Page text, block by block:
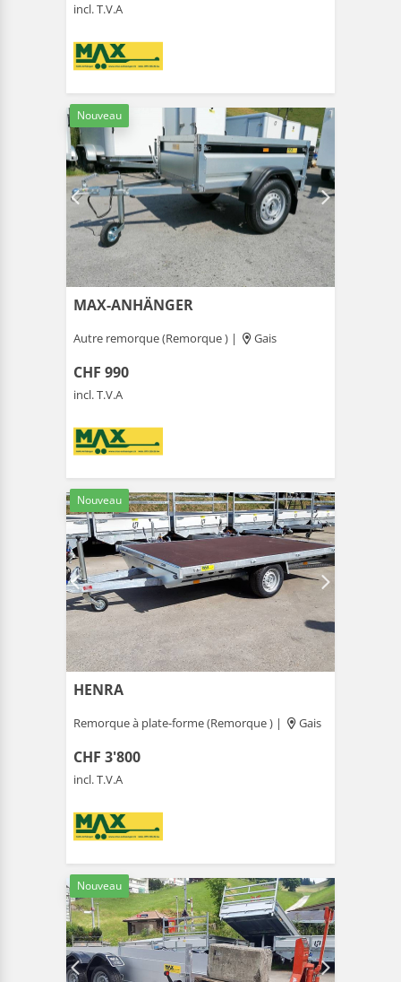
incl. T.V.A
Nouveau
MAX-ANHÄNGER
Autre remorque (Remorque ) | Gais
CHF 990
incl. T.V.A
Nouveau
HENRA
Remorque à plate-forme (Remorque ) | Gais
CHF 3'800
incl. T.V.A
Nouveau